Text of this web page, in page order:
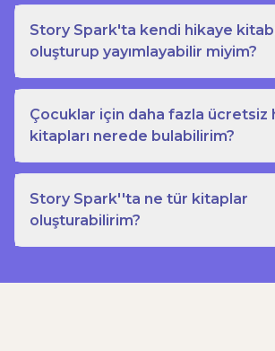
Story Spark'ta kendi hikaye
oluşturup yayımlayabilir miyim?
Çocuklar için daha fazla ücretsiz
kitapları nerede bulabilirim?
Story Spark''ta ne tür kitaplar
oluşturabilirim?